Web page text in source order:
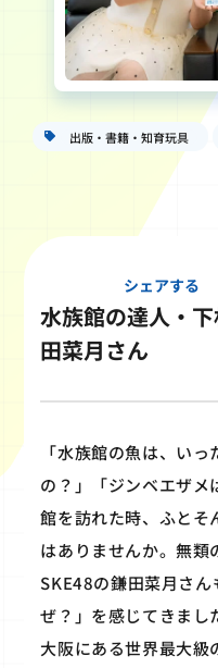
出版・書籍・知育玩具
シェアする
水族館の達人・
田菜月さん
「水族館の魚は、い
の？」「ジンベエザ
館を訪れた時、ふとそ
はありませんか。無類
SKE48の鎌田菜月さ
ぜ？」を感じてきまし
大阪にある世界最大級